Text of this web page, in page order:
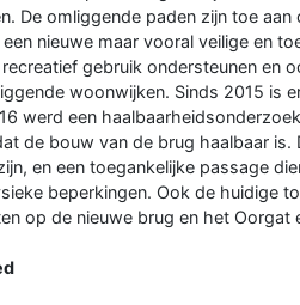
De omliggende paden zijn toe aan
nieuwe maar vooral veilige en
gebruik ondersteunen en
woonwijken. Sinds 2015 is
werd een
de bouw van de brug haalbaar is.
en een toegankelijke passage
beperkingen. Ook de huidige
op de nieuwe brug en het Oorgat